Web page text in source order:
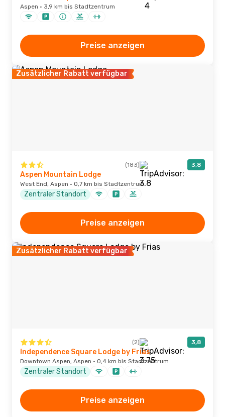
Aspen · 3,9 km bis Stadtzentrum
Preise anzeigen
Zusätzlicher Rabatt verfügbar
(183) 3,8
Aspen Mountain Lodge
West End, Aspen · 0,7 km bis Stadtzentrum
Zentraler Standort
Preise anzeigen
Zusätzlicher Rabatt verfügbar
(2) 3,8
Independence Square Lodge by Frias
Downtown Aspen, Aspen · 0,4 km bis Stadtzentrum
Zentraler Standort
Preise anzeigen